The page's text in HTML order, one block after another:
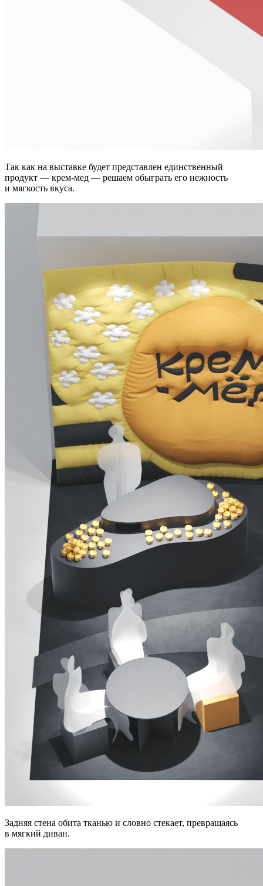
Так как на выставке будет представлен единственный
продукт — крем-мед — решаем обыграть его нежность
и мягкость вкуса.
Задняя стена обита тканью и словно стекает, превращаясь
в мягкий диван.